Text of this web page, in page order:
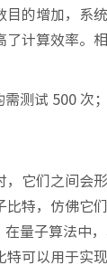
的增加，系
计算效率。
测试 500 次
它们之间会
特，仿佛它
量子算法中
可以用于实